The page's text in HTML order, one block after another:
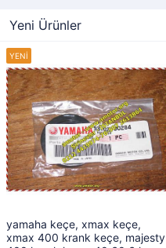
Yeni Ürünler
yamaha keçe, xmax keçe,
xmax 400 krank keçe, majesty